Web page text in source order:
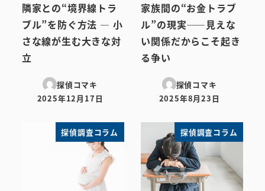
隣家との“境界線トラ
ブル”を防ぐ方法 ― 小
さな線が生む大きな対
立
探偵コマキ
投稿日
2025年12月17日
家族間の“お金トラブ
ル”の現実――見えな
い関係だからこそ起き
る争い
探偵コマキ
投稿日
2025年8月23日
探偵調査コラム 探偵調査コラム